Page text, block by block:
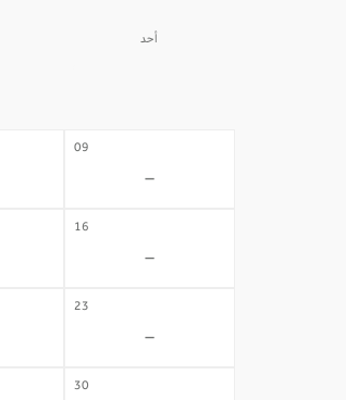
أحد
09
-
16
-
23
-
30